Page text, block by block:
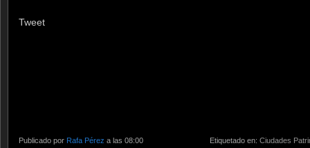
Tweet
Publicado por Rafa Pérez a las 08:00 Etiquetado en: Ciudades